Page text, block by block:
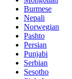
Burmese
Nepali
Norwegian
Pashto
Persian
Punjabi
Serbian
Sesotho